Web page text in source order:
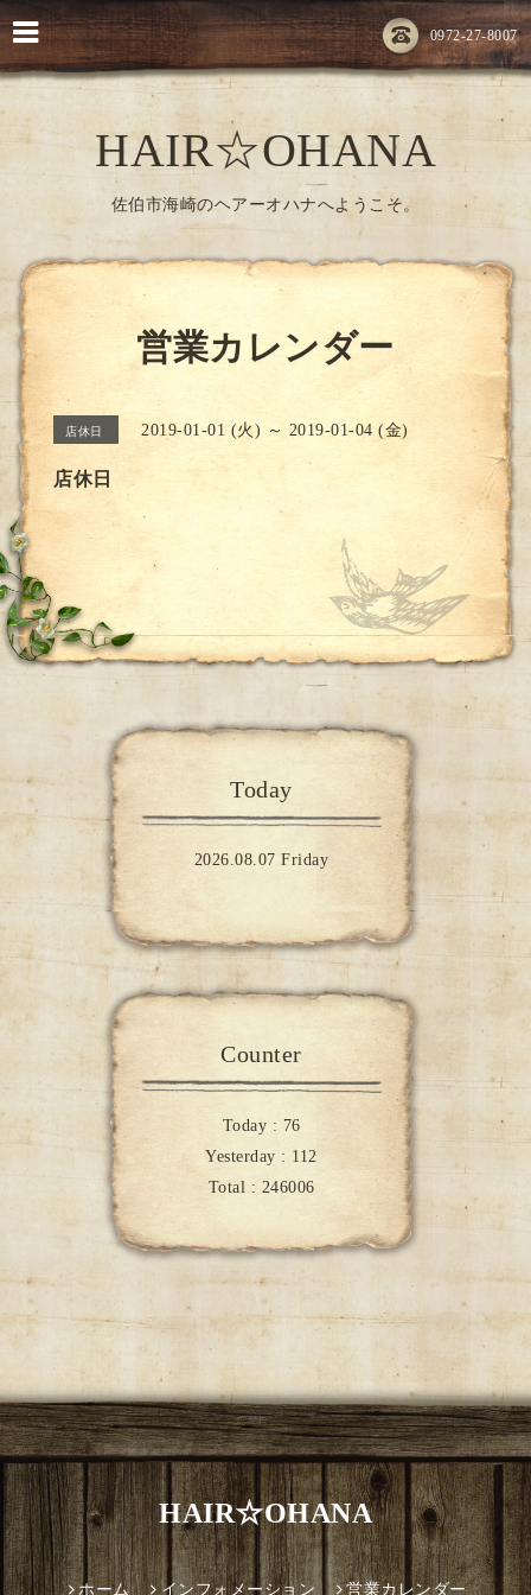
0972-27-8007
HAIR☆OHANA
佐伯市海崎のヘアーオハナへようこそ。
営業カレンダー
店休日 2019-01-01 (火) ～ 2019-01-04 (金)
店休日
Today
2026.08.07 Friday
Counter
Today : 76
Yesterday : 112
Total : 246006
HAIR☆OHANA
ホーム インフォメーション 営業カレンダー